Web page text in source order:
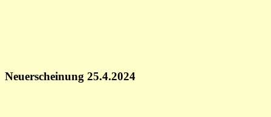
Neuerscheinung 25.4.2024